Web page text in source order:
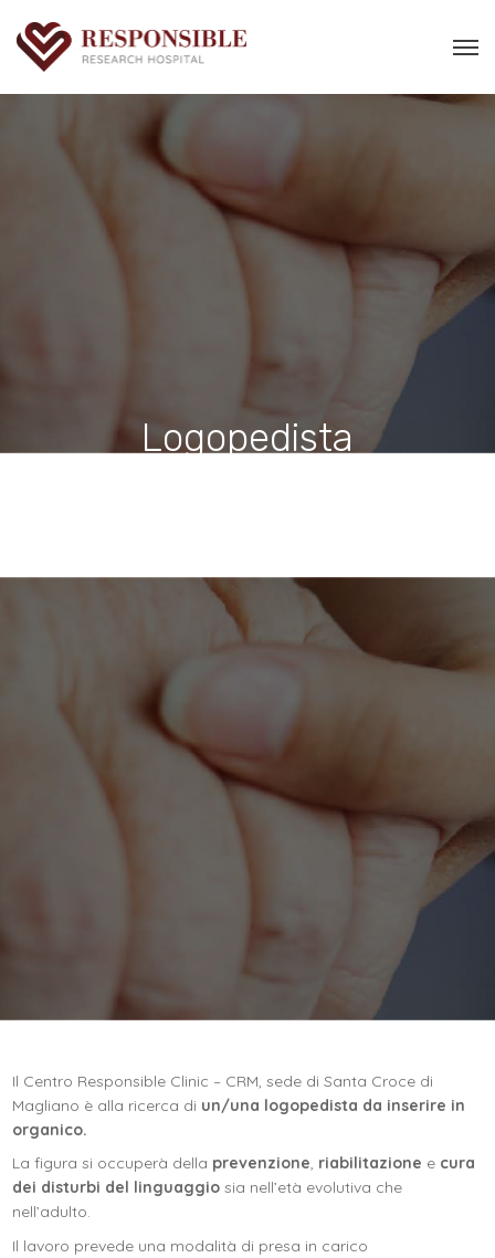
Logopedista
Il Centro Responsible Clinic – CRM, sede di Santa Croce di
Magliano è alla ricerca di un/una logopedista da inserire in
organico.
La figura si occuperà della prevenzione, riabilitazione e cura
dei disturbi del linguaggio sia nell’età evolutiva che
nell’adulto.
Il lavoro prevede una modalità di presa in carico